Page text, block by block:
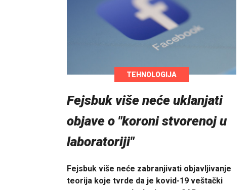
TEHNOLOGIJA
Fejsbuk više neće uklanjati
objave o "koroni stvorenoj u
laboratoriji"
Fejsbuk više neće zabranjivati objavljivanje
teorija koje tvrde da je kovid-19 veštački